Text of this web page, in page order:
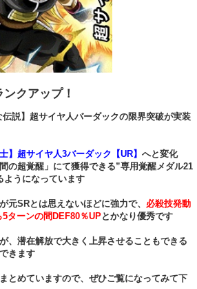
クアップ！
伝説】超サイヤ人バーダックの限界突破が実装
】超サイヤ人3バーダック【UR】 へと変化
の超覚醒」にて獲得できる”専用覚醒メダル21
ようになっています
元SRとは思えないほどに強力で、 必殺技発動
ターンの間DEF80％UPとかなり優秀です
、潜在解放で大きく上昇させることもできる
きます
とめていますので、ぜひご覧になってみて下